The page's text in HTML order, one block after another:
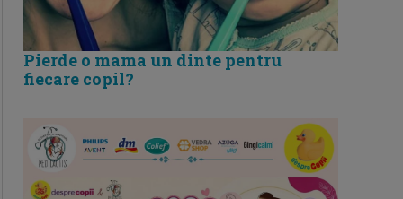
Pierde o mama un dinte pentru
fiecare copil?